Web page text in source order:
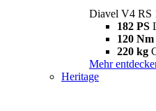
Diavel V4 RS
182 PS
120 Nm
220 kg
Mehr
Heritage